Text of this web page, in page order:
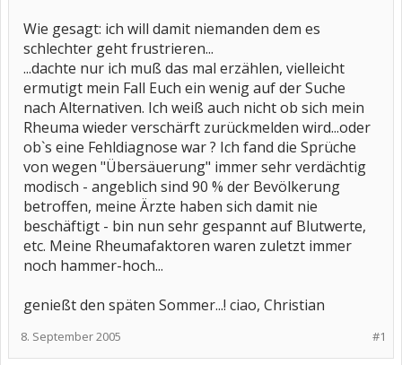
Wie gesagt: ich will damit niemanden dem es
schlechter geht frustrieren...
...dachte nur ich muß das mal erzählen, vielleicht
ermutigt mein Fall Euch ein wenig auf der Suche
nach Alternativen. Ich weiß auch nicht ob sich mein
Rheuma wieder verschärft zurückmelden wird...oder
ob`s eine Fehldiagnose war ? Ich fand die Sprüche
von wegen "Übersäuerung" immer sehr verdächtig
modisch - angeblich sind 90 % der Bevölkerung
betroffen, meine Ärzte haben sich damit nie
beschäftigt - bin nun sehr gespannt auf Blutwerte,
etc. Meine Rheumafaktoren waren zuletzt immer
noch hammer-hoch...
genießt den späten Sommer...! ciao, Christian
#1
8. September 2005